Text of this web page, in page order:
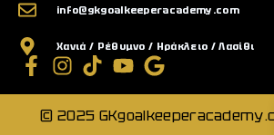
info@gkgoalkeeperacademy.com
Χανιά / Ρέθυμνο / Ηράκλειο / Λασίθι
© 2025